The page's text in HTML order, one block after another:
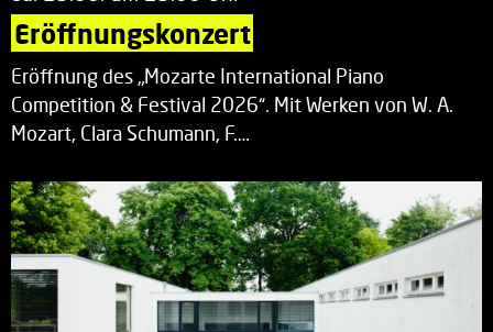
Eröffnungskonzert
Eröffnung des „Mozarte International Piano
Competition & Festival 2026“. Mit Werken von W. A.
Mozart, Clara Schumann, F.…